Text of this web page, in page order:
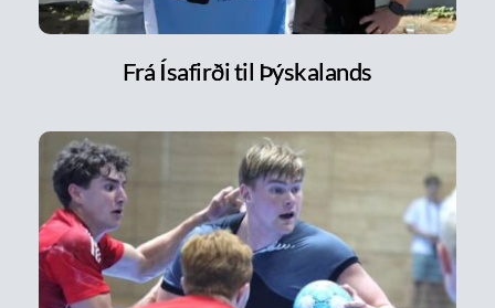
Frá Ísafirði til Þýskalands